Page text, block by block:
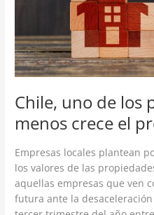
Chile, uno de los
menos crece el
Empresas locales plantean
los valores de las
aquellas empresas que ven
futura ante la
precio
de
la
vivienda